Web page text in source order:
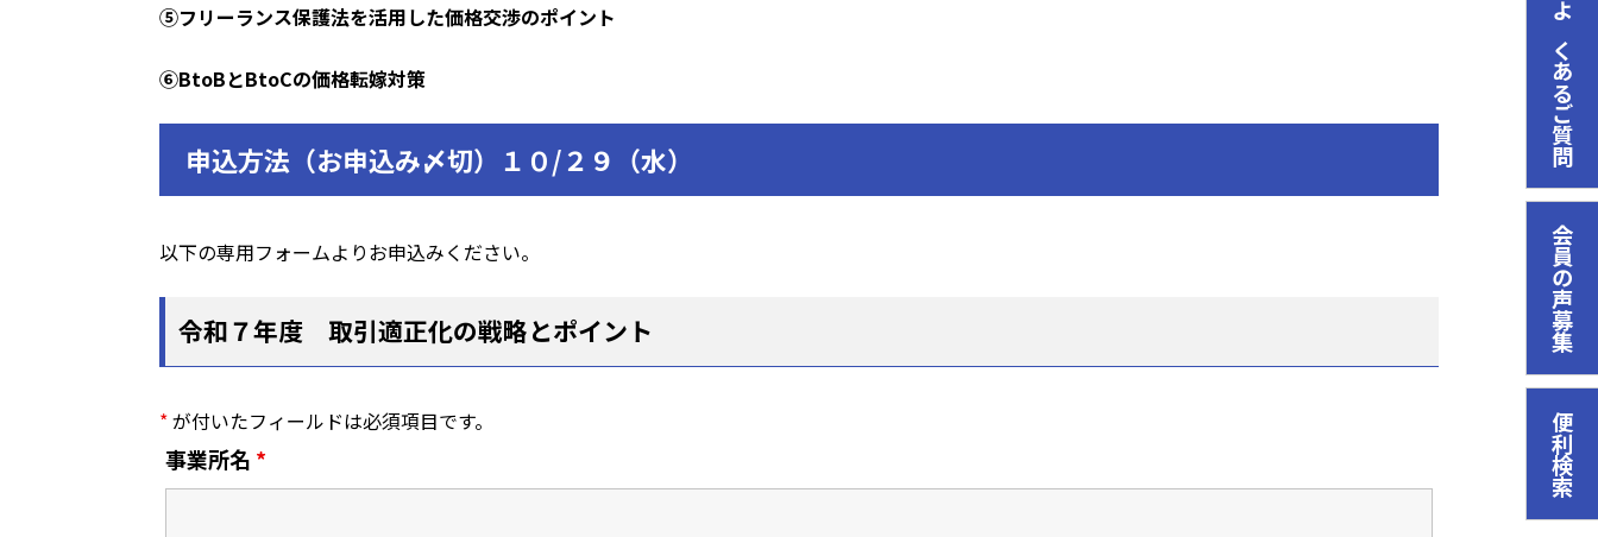
⑤フリーランス保護法を活用した価格交渉のポイント
⑥BtoBとBtoCの価格転嫁対策
申込方法（お申込み〆切）１０/２９（水）
以下の専用フォームよりお申込みください。
令和７年度 取引適正化の戦略とポイント
*が付いたフィールドは必須項目です。
事業所名 *
よくあるご質問
会員の声募集
便利検索